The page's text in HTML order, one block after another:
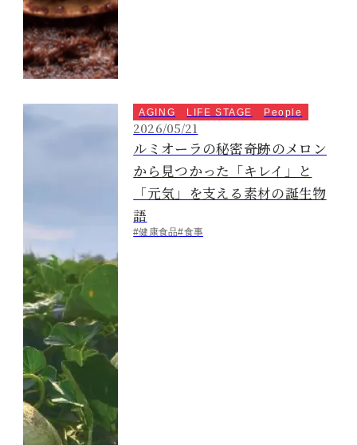
AGING LIFE STAGE People
2026/05/21
ルミオーラの秘密――奇跡のメロン
から見つかった「キレイ」と
「元気」を支える素材の誕生物
語
#健康食品#食事